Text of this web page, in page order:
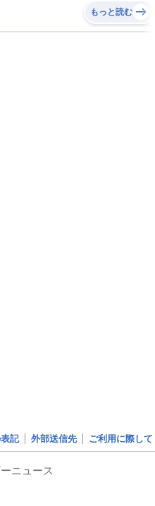
もっと読む
記 外部送信先 ご利用に際して
ニュース